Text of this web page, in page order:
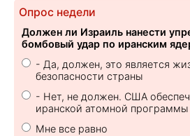
Опрос недели
Должен ли Израиль нанести
бомбовый удар по иранским
- Да, должен, это является
безопасности страны
- Нет, не должен. США
иранской атомной программы
Мне все равно